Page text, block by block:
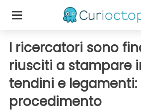
I ricercatori sono
riusciti a stampare
tendini e
procedimento